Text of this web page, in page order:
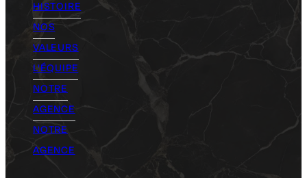
HISTOIRE
NOS
VALEURS
L'ÉQUIPE
NOTRE
AGENCE
NOTRE
AGENCE